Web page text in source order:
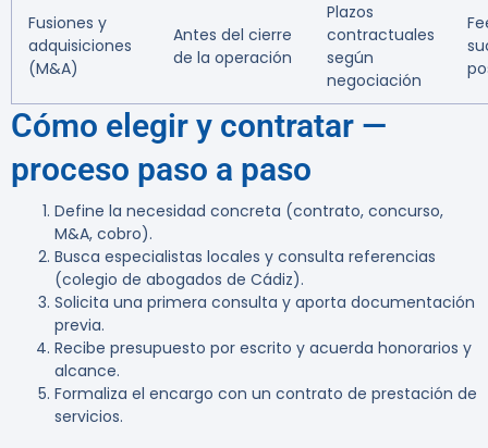
Fusiones y
adquisiciones
(M&A)
Antes del cierre
de la operación
Plazos
contractuales
según
negociación
Cómo elegir y contratar —
proceso paso a paso
Define la necesidad concreta (contrato, concurso,
M&A, cobro).
Busca especialistas locales y consulta referencias
(colegio de abogados de Cádiz).
Solicita una primera consulta y aporta documentación
previa.
Recibe presupuesto por escrito y acuerda honorarios y
alcance.
Formaliza el encargo con un contrato de prestación de
servicios.